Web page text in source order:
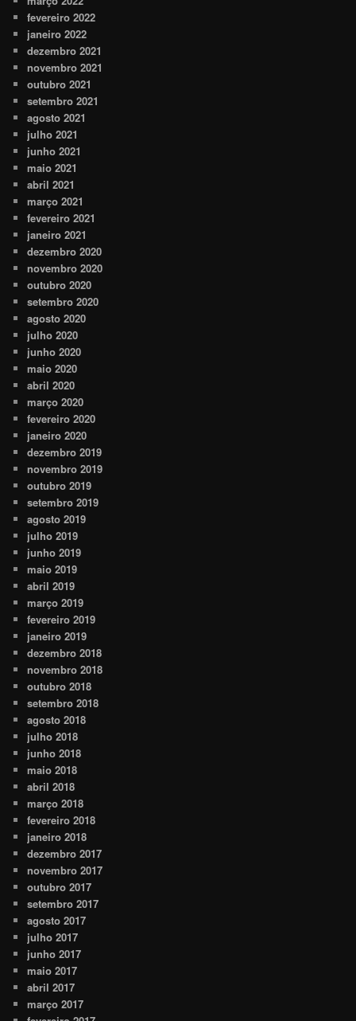
fevereiro 2022
janeiro 2022
dezembro 2021
novembro 2021
outubro 2021
setembro 2021
agosto 2021
julho 2021
junho 2021
maio 2021
abril 2021
março 2021
fevereiro 2021
janeiro 2021
dezembro 2020
novembro 2020
outubro 2020
setembro 2020
agosto 2020
julho 2020
junho 2020
maio 2020
abril 2020
março 2020
fevereiro 2020
janeiro 2020
dezembro 2019
novembro 2019
outubro 2019
setembro 2019
agosto 2019
julho 2019
junho 2019
maio 2019
abril 2019
março 2019
fevereiro 2019
janeiro 2019
dezembro 2018
novembro 2018
outubro 2018
setembro 2018
agosto 2018
julho 2018
junho 2018
maio 2018
abril 2018
março 2018
fevereiro 2018
janeiro 2018
dezembro 2017
novembro 2017
outubro 2017
setembro 2017
agosto 2017
julho 2017
junho 2017
maio 2017
abril 2017
março 2017